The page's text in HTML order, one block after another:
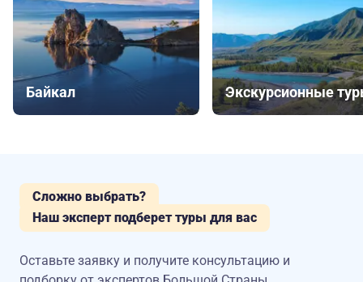
Байкал Экскурсионные
Сложно выбрать?
Наш эксперт подберет туры для вас
Оставьте заявку и получите консультацию и